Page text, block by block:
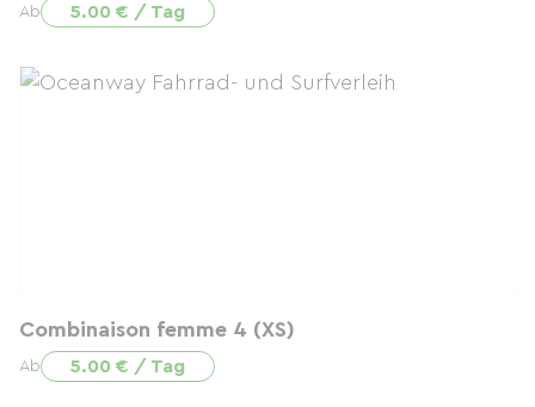
Ab 5.00 € / Tag
Combinaison femme 4 (XS)
Ab 5.00 € / Tag